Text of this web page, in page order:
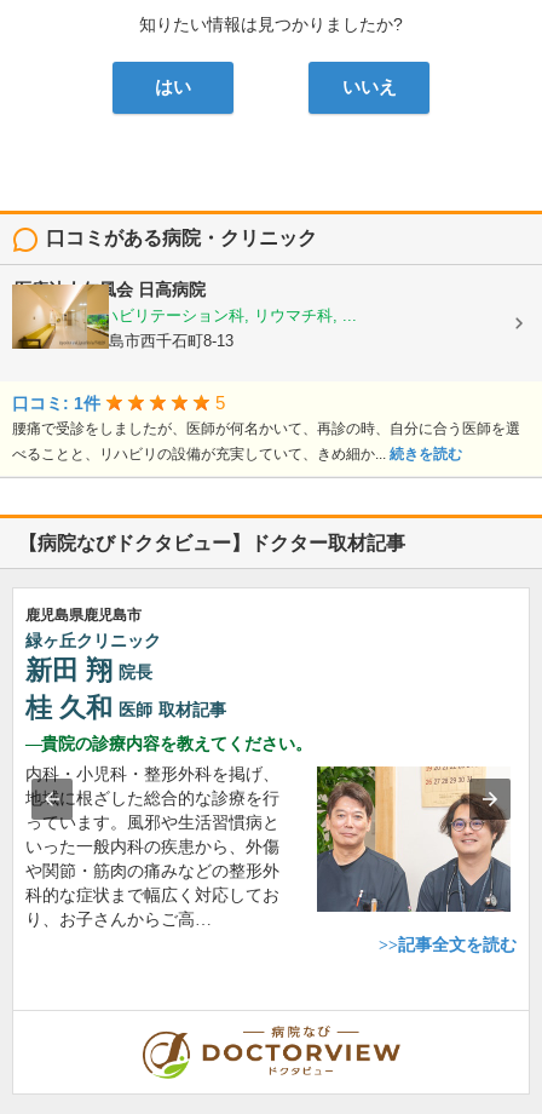
知りたい情報は見つかりましたか?
はい いいえ
口コミがある病院・クリニック
医療法人仁風会 日高病院
整形外科, リハビリテーション科, リウマチ科, ...
鹿児島県鹿児島市西千石町8-13
口コミ: 1件 5
腰痛で受診をしましたが、医師が何名かいて、再診の時、自分に合う医師を選
べることと、リハビリの設備が充実していて、きめ細か... 続きを読む
【病院なびドクタビュー】ドクター取材記事
鹿児島県鹿児島市
緑ヶ丘クリニック
新田 翔 院長
桂 久和 医師 取材記事
貴院の診療内容を教えてください。
内科・小児科・整形外科を掲げ、
地域に根ざした総合的な診療を行
っています。風邪や生活習慣病と
いった一般内科の疾患から、外傷
や関節・筋肉の痛みなどの整形外
科的な症状まで幅広く対応してお
り、お子さんからご高…
>>記事全文を読む